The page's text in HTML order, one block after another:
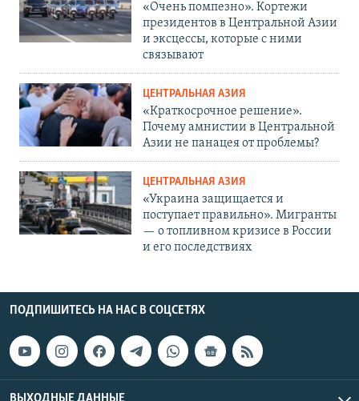
«Очень помпезно». Кортежи
президентов в Центральной Азии
и эксцессы, которые с ними
связывают
ЦЕНТРАЛЬНАЯ АЗИЯ
«Краткосрочное решение».
Почему амнистии в Центральной
Азии не панацея от проблемы?
ЦЕНТРАЛЬНАЯ АЗИЯ
«Украина защищается и
поступает правильно». Мигранты
— о топливном кризисе в России
и его последствиях
ПОДПИШИТЕСЬ НА НАС В СОЦСЕТЯХ
ВЫХОДНЫЕ ДАННЫЕ